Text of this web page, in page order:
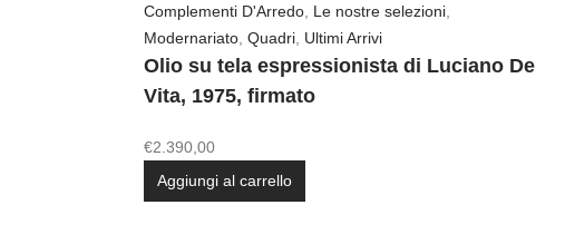
Complementi D'Arredo Le nostre selezioni
Modernariato Quadri Ultimi Arrivi
Olio su tela espressionista di Luciano De
Vita, 1975, firmato
€2.390,00
Aggiungi al carrello